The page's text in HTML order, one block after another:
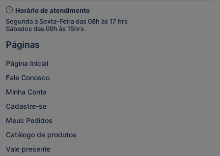
Horário de atendimento
Segunda à Sexta-Feira das 08h às 17 hrs
Sábados das 09h às 15hrs
Páginas
Página Inicial
Fale Conosco
Minha Conta
Cadastre-se
Meus Pedidos
Catálogo de produtos
Vale presente